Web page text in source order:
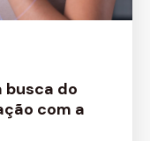
busca do
com a